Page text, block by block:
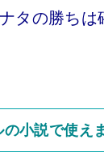
タの勝ちは
小説で使え